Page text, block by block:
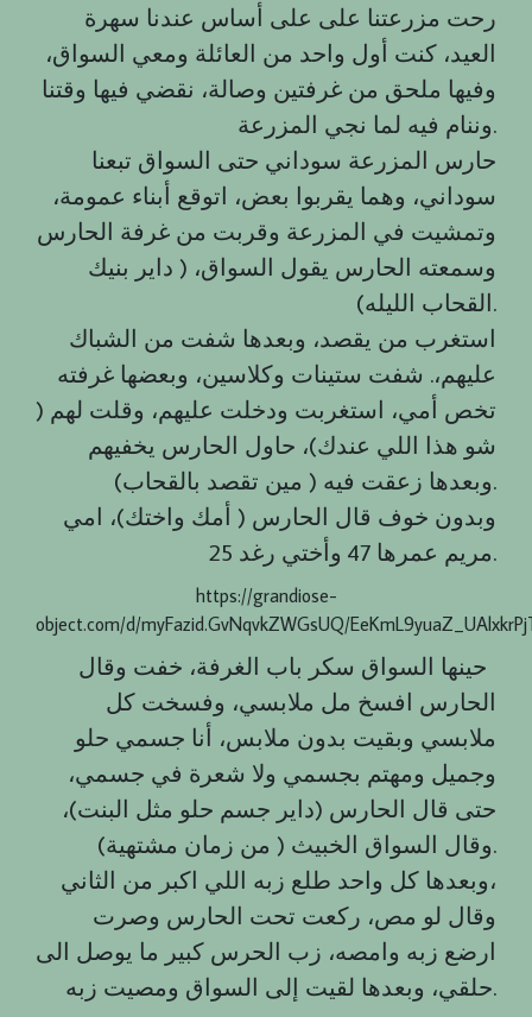
رحت مزرعتنا على على أساس عندنا سهرة
العيد، كنت أول واحد من العائلة ومعي السواق،
وفيها ملحق من غرفتين وصالة، نقضي فيها وقتنا
وننام فيه لما نجي المزرعة.
حارس المزرعة سوداني حتى السواق تبعنا
سوداني، وهما يقربوا بعض، اتوقع أبناء عمومة،
وتمشيت في المزرعة وقربت من غرفة الحارس
وسمعته الحارس يقول السواق، ( داير بنيك
القحاب الليله).
استغرب من يقصد، وبعدها شفت من الشباك
عليهم،. شفت ستينات وكلاسين، وبعضها غرفته
تخص أمي، استغربت ودخلت عليهم، وقلت لهم (
شو هذا اللي عندك)، حاول الحارس يخفيهم
وبعدها زعقت فيه ( مين تقصد بالقحاب).
وبدون خوف قال الحارس ( أمك واختك)، امي
مريم عمرها 47 وأختي رغد 25.
https://grandiose-
object.com/d/myFazid.GvNqvkZWGsUQ/
حينها السواق سكر باب الغرفة، خفت وقال
الحارس افسخ مل ملابسي، وفسخت كل
ملابسي وبقيت بدون ملابس، أنا جسمي حلو
وجميل ومهتم بجسمي ولا شعرة في جسمي،
حتى قال الحارس (داير جسم حلو مثل البنت)،
وقال السواق الخبيث ( من زمان مشتهية).
وبعدها كل واحد طلع زبه اللي اكبر من الثاني،
وقال لو مص، ركعت تحت الحارس وصرت
ارضع زبه وامصه، زب الحرس كبير ما يوصل الى
حلقي، وبعدها لقيت إلى السواق ومصيت زبه.